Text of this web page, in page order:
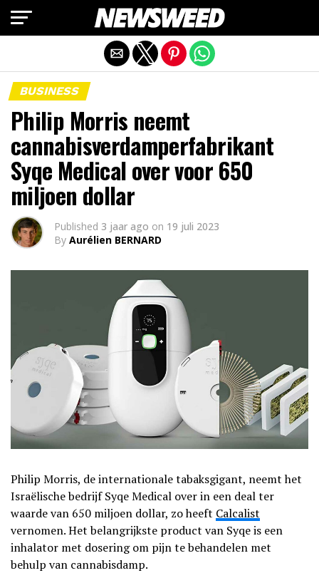
BUSINESS
Philip Morris neemt
cannabisverdamperfabrikant
Syqe Medical over voor 650
miljoen dollar
Published 3 jaar ago on 19 juli 2023
By Aurélien BERNARD
Philip Morris, de internationale tabaksgigant, neemt het
Israëlische bedrijf Syqe Medical over in een deal ter
waarde van 650 miljoen dollar, zo heeft Calcalist
vernomen. Het belangrijkste product van Syqe is een
inhalator met dosering om pijn te behandelen met
behulp van cannabisdamp.
Mobiele versie afsluiten